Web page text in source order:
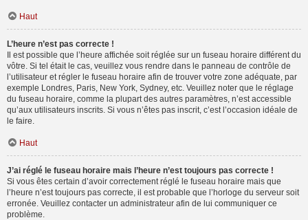
Haut
L’heure n’est pas correcte !
Il est possible que l’heure affichée soit réglée sur un fuseau horaire différent du
vôtre. Si tel était le cas, veuillez vous rendre dans le panneau de contrôle de
l’utilisateur et régler le fuseau horaire afin de trouver votre zone adéquate, par
exemple Londres, Paris, New York, Sydney, etc. Veuillez noter que le réglage
du fuseau horaire, comme la plupart des autres paramètres, n’est accessible
qu’aux utilisateurs inscrits. Si vous n’êtes pas inscrit, c’est l’occasion idéale de
le faire.
Haut
J’ai réglé le fuseau horaire mais l’heure n’est toujours pas correcte !
Si vous êtes certain d’avoir correctement réglé le fuseau horaire mais que
l’heure n’est toujours pas correcte, il est probable que l’horloge du serveur soit
erronée. Veuillez contacter un administrateur afin de lui communiquer ce
problème.